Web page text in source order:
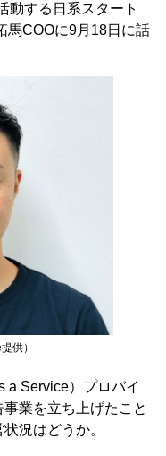
動する日系スタート
馬COOに9月18日に話
供）
a Service）プロバイ
業を立ち上げたこと
況はどうか。